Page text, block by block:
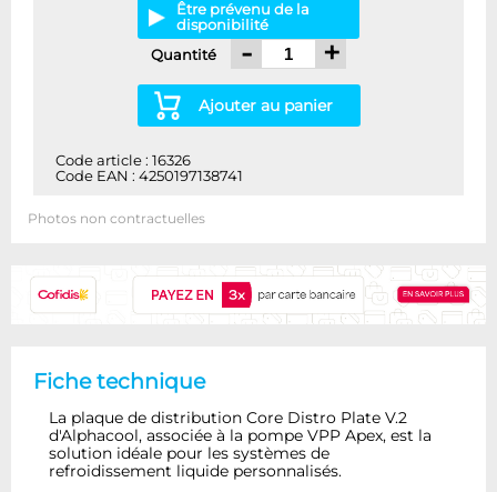
Être prévenu de la
disponibilité
Quantité
- +
Ajouter au panier
Code article : 16326
Code EAN : 4250197138741
Photos non contractuelles
Fiche technique
La plaque de distribution Core Distro Plate V.2
d'Alphacool, associée à la pompe VPP Apex, est la
solution idéale pour les systèmes de
refroidissement liquide personnalisés.